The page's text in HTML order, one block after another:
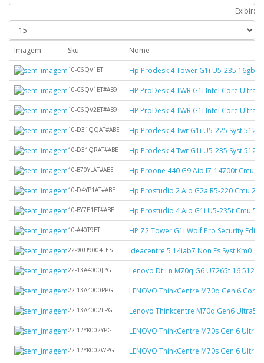
Exibir:
Imagem Sku Nome
10-C6QV1ET Hp Prodesk 4 Tower G1i U5-235 16gb
10-C6QV1ET#AB9 HP ProDesk 4 TWR G1i Intel Core Ultra
10-C6QV2ET#AB9 HP ProDesk 4 TWR G1i Intel Core Ultra
10-D31QQAT#ABE Hp Prodesk 4 Twr G1i U5-225 Syst
10-D31QRAT#ABE Hp Prodesk 4 Twr G1i U5-235 Syst
10-B70YLAT#ABE Hp Proone 440 G9 Aio I7-14700t Cmu
10-D4YP1AT#ABE Hp Prostudio 2 Aio G2a R5-220 Cmu
10-BY7E1ET#ABE Hp Prostudio 4 Aio G1i U5-235t Cmu
10-A40T9ET HP Z2 Tower G1i Wolf Pro Security
22-90U9004TES Ideacentre 5 14iab7 Non Es Syst Km0
22-13A4000JPG Lenovo Dt Ln M70q G6 U7265t 16 512
22-13A4000PPG LENOVO ThinkCentre M70q Gen 6 Core
22-13A4002LPG Lenovo Thinkcentre M70q Gen6 Ultra5
22-12YK002YPG LENOVO ThinkCentre M70s Gen 6 Ultra
22-12YK002WPG LENOVO ThinkCentre M70s Gen 6 Ultra